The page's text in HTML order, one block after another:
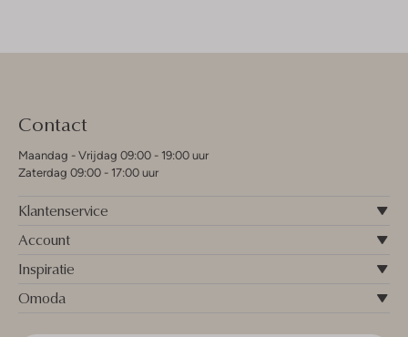
Contact
Maandag - Vrijdag 09:00 - 19:00 uur
Zaterdag 09:00 - 17:00 uur
Klantenservice
Account
Inspiratie
Omoda